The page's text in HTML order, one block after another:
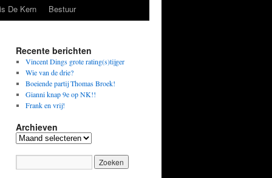
De Kern Bestuur
Recente berichten
Vincent Dings grote rating(s)tijger
Wie van de drie?
Boeiende partij Thomas Broek!
Gianni knap 9e op NK!!
Frank en vrij!
Archieven
Archieven